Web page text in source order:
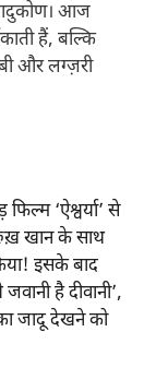
आज
हैं, बल्कि
और लग्ज़री
‘ऐश्वर्या’ से
खान के साथ
इसके बाद
है दीवानी’,
जादू देखने को